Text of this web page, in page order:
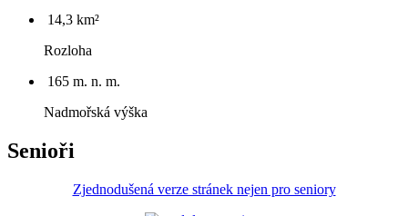
14,3 km²
Rozloha
165 m. n. m.
Nadmořská výška
Senioři
Zjednodušená verze stránek nejen pro seniory